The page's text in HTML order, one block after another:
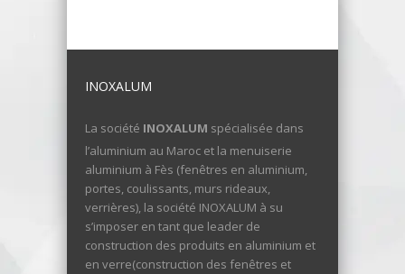
INOXALUM
La société INOXALUM spécialisée dans
l’aluminium au Maroc et la menuiserie
aluminium à Fès (fenêtres en aluminium,
portes, coulissants, murs rideaux,
verrières), la société INOXALUM à su
s’imposer en tant que leader de
construction des produits en aluminium et
en verre(construction des fenêtres et